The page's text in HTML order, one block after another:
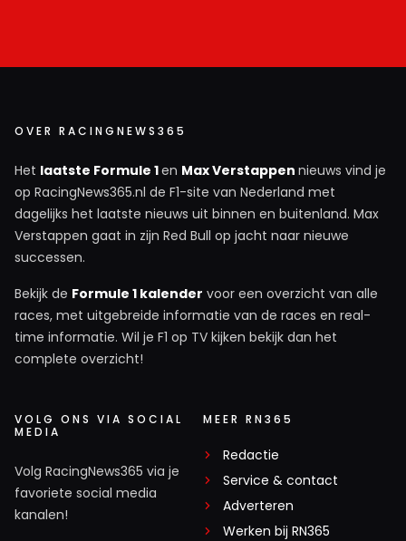
OVER RACINGNEWS365
Het laatste Formule 1en Max Verstappen nieuws vind je
op RacingNews365.nl de F1-site van Nederland met
dagelijks het laatste nieuws uit binnen en buitenland. Max
Verstappen gaat in zijn Red Bull op jacht naar nieuwe
successen.
Bekijk de Formule 1 kalender voor een overzicht van alle
races, met uitgebreide informatie van de races en real-
time informatie. Wil je F1 op TV kijken bekijk dan het
complete overzicht!
VOLG ONS VIA SOCIAL
MEDIA
Volg RacingNews365 via je
favoriete social media
kanalen!
MEER RN365
Redactie
Service & contact
Adverteren
Werken bij RN365